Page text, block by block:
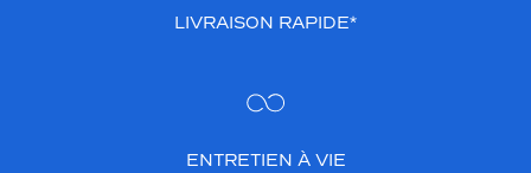
LIVRAISON RAPIDE*
ENTRETIEN À VIE